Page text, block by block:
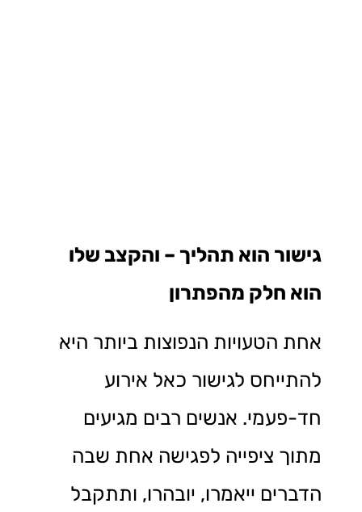
גישור הוא תהליך – והקצב שלו
הוא חלק מהפתרון
אחת הטעויות הנפוצות ביותר היא
להתייחס לגישור כאל אירוע
חד-פעמי. אנשים רבים מגיעים
מתוך ציפייה לפגישה אחת שבה
הדברים ייאמרו, יובהרו, ותתקבל